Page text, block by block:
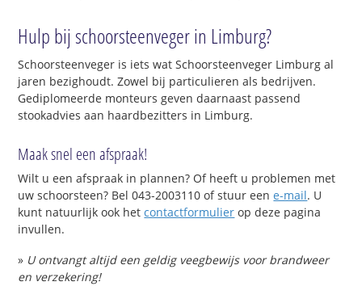
Hulp bij schoorsteenveger in Limburg?
Schoorsteenveger is iets wat Schoorsteenveger Limburg al
jaren bezighoudt. Zowel bij particulieren als bedrijven.
Gediplomeerde monteurs geven daarnaast passend
stookadvies aan haardbezitters in Limburg.
Maak snel een afspraak!
Wilt u een afspraak in plannen? Of heeft u problemen met
uw schoorsteen? Bel 043-2003110 of stuur eene-mail. U
kunt natuurlijk ook hetcontactformulier op deze pagina
invullen.
» U ontvangt altijd een geldig veegbewijs voor brandweer
en verzekering!